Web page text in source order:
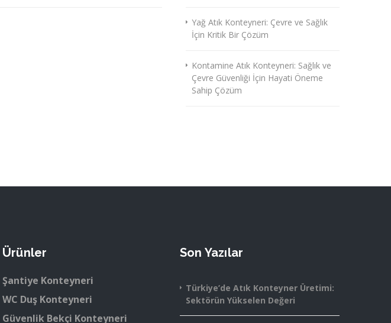
Yağ Atık Konteyneri: Çevre ve Sağlık
İçin Kritik Bir Çözüm
Kontamine Atık Konteyneri: Sağlık ve
Çevre Güvenliği İçin Hayati Öneme
Sahip Çözüm
Ürünler
Şantiye Konteyneri
WC Duş Konteyneri
Güvenlik Bekçi Konteyneri
Son Yazılar
Türkiye’de Atık Konteyner Üretimi:
Sektörün Yükselen Değeri